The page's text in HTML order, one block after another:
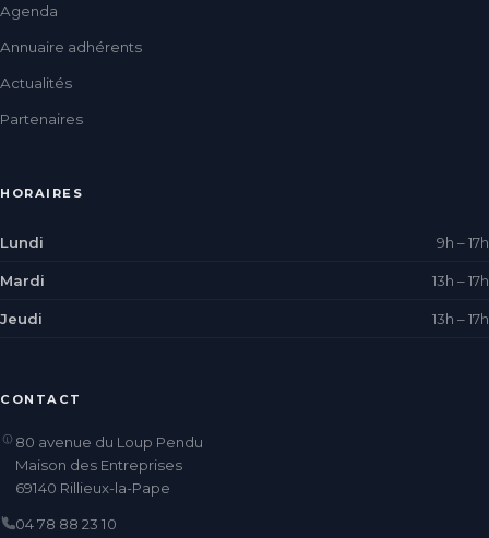
Agenda
Annuaire adhérents
Actualités
Partenaires
HORAIRES
Lundi 9h – 17h
Mardi 13h – 17h
Jeudi 13h – 17h
CONTACT
80 avenue du Loup Pendu
Maison des Entreprises
69140 Rillieux-la-Pape
04 78 88 23 10